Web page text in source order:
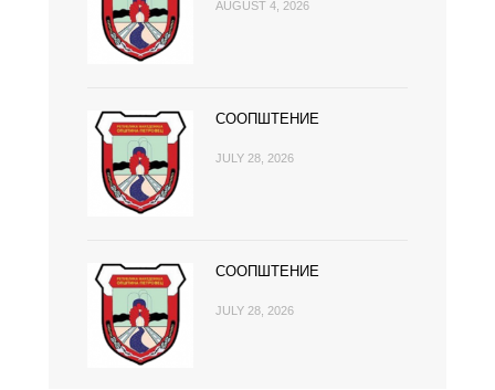
AUGUST 4, 2026
СООПШТЕНИЕ
JULY 28, 2026
СООПШТЕНИЕ
JULY 28, 2026